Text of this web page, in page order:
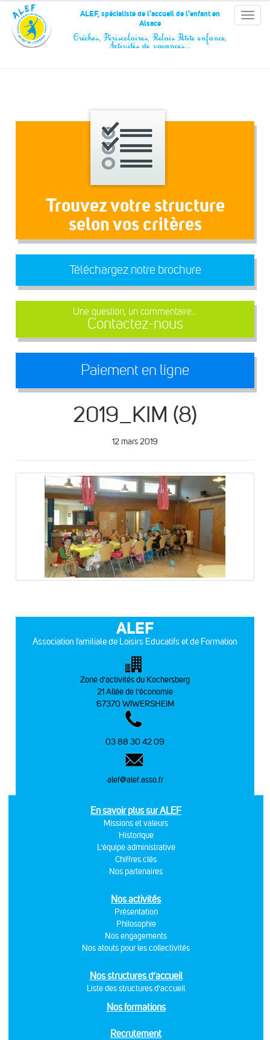
Panneau de gestion des cookies
Toggle
ALEF, spécialiste de l'accueil de l'enfant en
Alsace
Crèches, Périscolaires, Relais Petite enfance,
Activités de vacances…
Trouvez votre structure
selon vos critères
Téléchargez notre brochure
Une question, un commentaire...
Contactez-nous
Paiement en ligne
2019_KIM (8)
12 mars 2019
ALEF
Association familiale de Loisirs Educatifs et de Formation
Zone d’activités du Kochersberg
21 Allée de l’économie
67370 WIWERSHEIM
03 88 30 42 09
alef@alef.asso.fr
En savoir plus sur ALEF
Missions et valeurs
Historique
L'équipe administrative
Chiffres clés
Nos partenaires
Nos activités
Présentation
Philosophie
Nos engagements
Nos atouts pour les collectivités
Nos structures d’accueil
Liste des structures d’accueil
Nos formations
Recrutement